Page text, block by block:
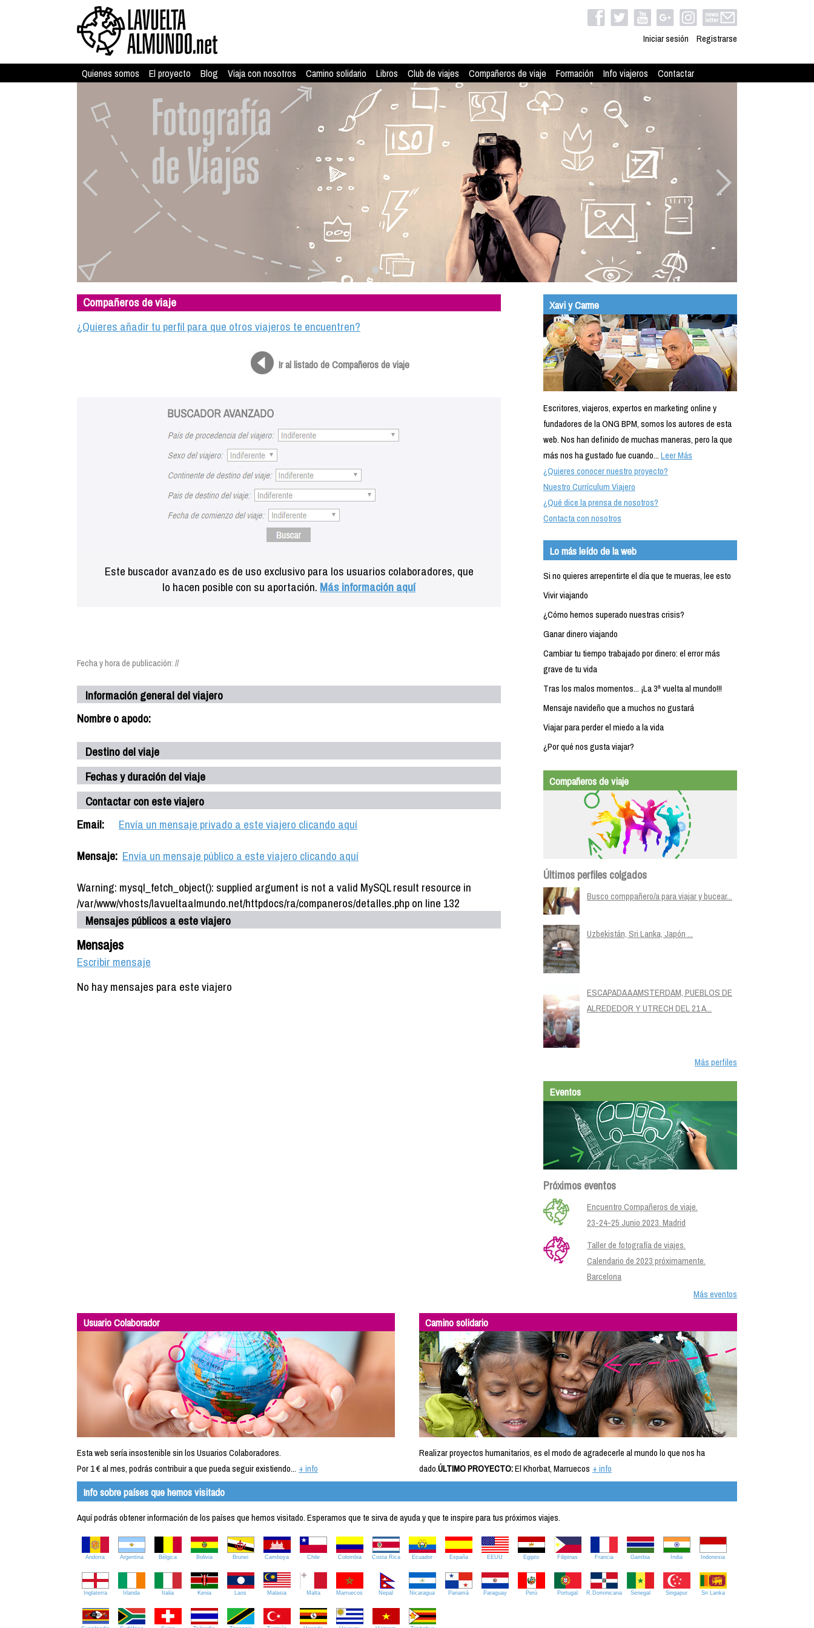
Iniciar sesión Registrarse
Quienes somos El proyecto Blog Viaja con nosotros Camino solidario Libros Club de viajes Compañeros de viaje Formación Info viajeros Contactar
Compañeros de viaje
¿Quieres añadir tu perfil para que otros viajeros te encuentren?
Ir al listado de Compañeros de viaje
Este buscador avanzado es de uso exclusivo para los usuarios colaboradores, que
lo hacen posible con su aportación. Más información aquí
Fecha y hora de publicación: //
Información general del viajero
Nombre o apodo:
Destino del viaje
Fechas y duración del viaje
Contactar con este viajero
Email:
Envía un mensaje privado a este viajero clicando aquí
Mensaje: Envía un mensaje público a este viajero clicando aquí
Warning: mysql_fetch_object(): supplied argument is not a valid MySQL result resource in
/var/www/vhosts/lavueltaalmundo.net/httpdocs/ra/companeros/detalles.php on line 132
Mensajes públicos a este viajero
Mensajes
Escribir mensaje
No hay mensajes para este viajero
Xavi y Carme
Escritores, viajeros, expertos en marketing online y
fundadores de la ONG BPM, somos los autores de esta
web. Nos han definido de muchas maneras, pero la que
más nos ha gustado fue cuando...Leer Más
¿Quieres conocer nuestro proyecto?
Nuestro Currículum Viajero
¿Qué dice la prensa de nosotros?
Contacta con nosotros
Lo más leído de la web
Si no quieres arrepentirte el día que te mueras, lee esto
Vivir viajando
¿Cómo hemos superado nuestras crisis?
Ganar dinero viajando
Cambiar tu tiempo trabajado por dinero: el error más
grave de tu vida
Tras los malos momentos... ¡La 3ª vuelta al mundo!!!
Mensaje navideño que a muchos no gustará
Viajar para perder el miedo a la vida
¿Por qué nos gusta viajar?
Compañeros de viaje
Últimos perfiles colgados
Busco comppañero/a para viajar y bucear...
Uzbekistán, Sri Lanka, Japón ...
ESCAPADA A AMSTERDAM, PUEBLOS DE
ALREDEDOR Y UTRECH DEL 21 A...
Más perfiles
Eventos
Próximos eventos
Encuentro Compañeros de viaje.
23-24-25 Junio 2023. Madrid
Taller de fotografía de viajes.
Calendario de 2023 próximamente.
Barcelona
Más eventos
Usuario Colaborador
Esta web sería insostenible sin los Usuarios Colaboradores.
Por 1 € al mes, podrás contribuir a que pueda seguir existiendo... + info
Camino solidario
Realizar proyectos humanitarios, es el modo de agradecerle al mundo lo que nos ha
dado.ÚLTIMO PROYECTO:El Khorbat, Marruecos + info
Info sobre países que hemos visitado
Aquí podrás obtener información de los países que hemos visitado. Esperamos que te sirva de ayuda y que te inspire para tus próximos viajes.
Andorra Argentina Bélgica Bolivia Brunei Camboya Chile Colombia Costa Rica Ecuador España EEUU Egipto Filipinas Francia Gambia India Indonesia
Inglaterra Irlanda Italia Kenia Laos Malasia Malta Marruecos Nepal Nicaragua Panamá Paraguay Perú Portugal R.Dominicana Senegal Singapur Sri Lanka